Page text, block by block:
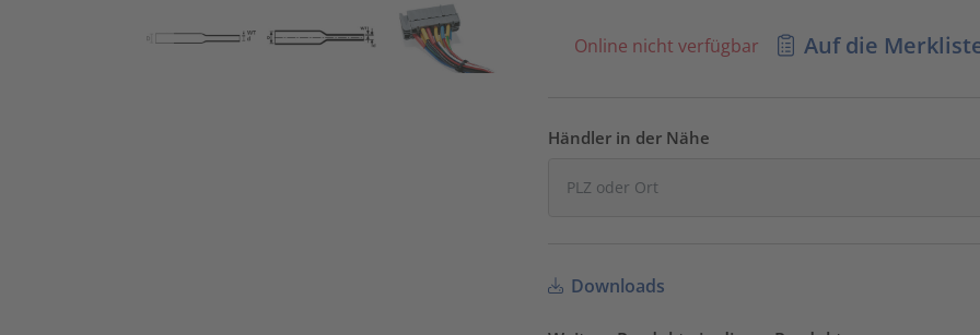
Online nicht verfügbar Auf die
Händler in der Nähe
Downloads